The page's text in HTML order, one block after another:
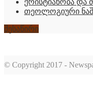
ქრისტიანობა და
თეოლოგიური
შესაწირი
© Copyright 2017 -